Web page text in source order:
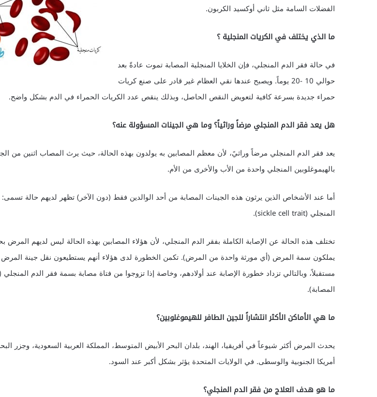
الفضلات السامة مثل ثاني أوكسيد الكربون.
ما الذي يختلف في الكريات المنجلية ؟
في حالة فقر الدم المنجلي، فإن الخلايا المنجلية المصابة تموت عادةً بعد
حوالي 10 -20 يوماً. ويصبح عندها نقي العظام غير قادر على صنع كريات
حمراء جديدة بسرعة كافية لتعويض النقص الحاصل، وبذلك ينقص عدد الكريات الحمراء في الدم بشكل واضح.
هل يعد فقر الدم المنجلي مرضاً وراثياً؟ وما هي الجينات المسؤولة عنه؟
يعد فقر الدم المنجلي مرضاً وراثيً، لأن معظم المصابين به يولدون بهذه الحالة، حيث يرث المصاب اثنين من
بالهيموغلوبين المنجلي واحدة من الأب والأخرى من الأم.
أما عند الأشخاص الذين يرثون هذه الجينات المصابة من أحد الوالدين فقط (دون الآخر) تظهر لديهم حالة تسمى:
المنجلي (sickle cell trait).
تختلف هذه الحالة عن الإصابة الكاملة بفقر الدم المنجلي، لأن هؤلاء المصابين بهذه الحالة ليس لديهم المرض
يملكون سمة المرض (أي مورثة واحدة من المرض). تكمن الخطورة لدى هؤلاء أنهم يستطيعون نقل جينة المرض
مستقبلاً، وبالتالي تزداد خطورة الإصابة عند أولادهم، وخاصة إذا تزوجوا من فتاة مصابة بسمة فقر الدم المنجلي
المصابة).
ما هي الأماكن الأكثر انتشاراً للجين الطافر للهيموغلوبين؟
يحدث المرض أكثر شيوعاً في أفريقيا، الهند، بلدان البحر الأبيض المتوسط، المملكة العربية السعودية، وجزر
أمريكا الجنوبية والوسطى. في الولايات المتحدة يؤثر بشكل أكبر عند السود.
ما هو هدف العلاج من فقر الدم المنجلي؟